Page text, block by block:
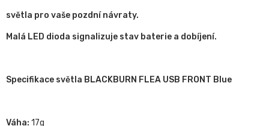
světla pro vaše pozdní návraty.
Malá LED dioda signalizuje stav baterie a dobíjení.
Specifikace světla BLACKBURN FLEA USB FRONT Blue
Váha: 17g